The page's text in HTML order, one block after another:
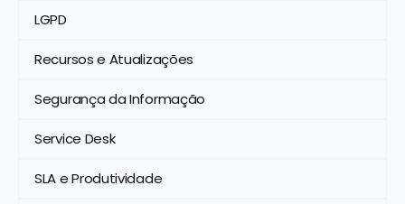
LGPD
Recursos e Atualizações
Segurança da Informação
Service Desk
SLA e Produtividade